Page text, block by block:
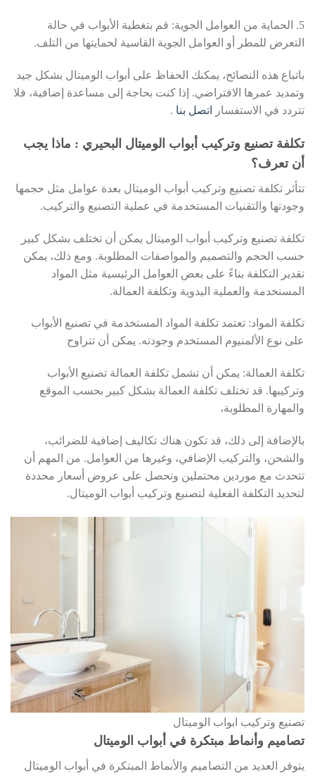
5. الحماية من العوامل الجوية: قم بتغطية الأبواب في حالة
التعرض للمطر أو العوامل الجوية القاسية لحمايتها من التلف.
باتباع هذه النصائح، يمكنك الحفاظ على أبواب الوميتال بشكل جيد
وتمديد عمرها الافتراضي. إذا كنت بحاجة إلى مساعدة إضافية، فلا
تتردد في الاستفسار
اتصل بنا .
تكلفة تصنيع وتركيب أبواب الوميتال البحيري : ماذا يجب
أن تعرف؟
تتأثر تكلفة تصنيع وتركيب أبواب الوميتال بعدة عوامل مثل حجمها
وجودتها والتقنيات المستخدمة في عملية التصنيع والتركيب.
تكلفة تصنيع وتركيب أبواب الوميتال يمكن أن تختلف بشكل كبير
حسب الحجم والتصميم والمواصفات المطلوبة. ومع ذلك، يمكن
تقدير التكلفة بناءً على بعض العوامل الرئيسية مثل المواد
المستخدمة والعملية اليدوية وتكلفة العمالة.
تكلفة المواد: تعتمد تكلفة المواد المستخدمة في تصنيع الأبواب
على نوع الألمنيوم المستخدم وجودته. يمكن أن تتراوح
تكلفة العمالة: يمكن أن تشمل تكلفة العمالة تصنيع الأبواب
وتركيبها. قد تختلف تكلفة العمالة بشكل كبير بحسب الموقع
والمهارة المطلوبة،
بالإضافة إلى ذلك، قد تكون هناك تكاليف إضافية للضرائب،
والشحن، والتركيب الإضافي، وغيرها من العوامل. من المهم أن
تتحدث مع موردين محتملين وتحصل على عروض أسعار محددة
لتحديد التكلفة الفعلية لتصنيع وتركيب أبواب الوميتال.
تصنيع وتركيب ابواب الوميتال
تصاميم وأنماط مبتكرة في أبواب الوميتال
يتوفر العديد من التصاميم والأنماط المبتكرة في أبواب الوميتال